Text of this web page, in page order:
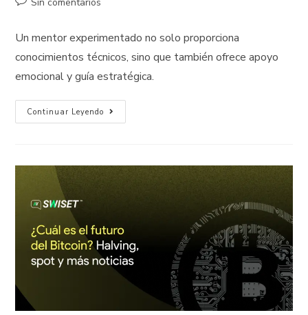
Un mentor experimentado no solo proporciona
conocimientos técnicos, sino que también ofrece apoyo
emocional y guía estratégica.
Continuar Leyendo